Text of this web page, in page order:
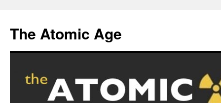
content
The Atomic Age